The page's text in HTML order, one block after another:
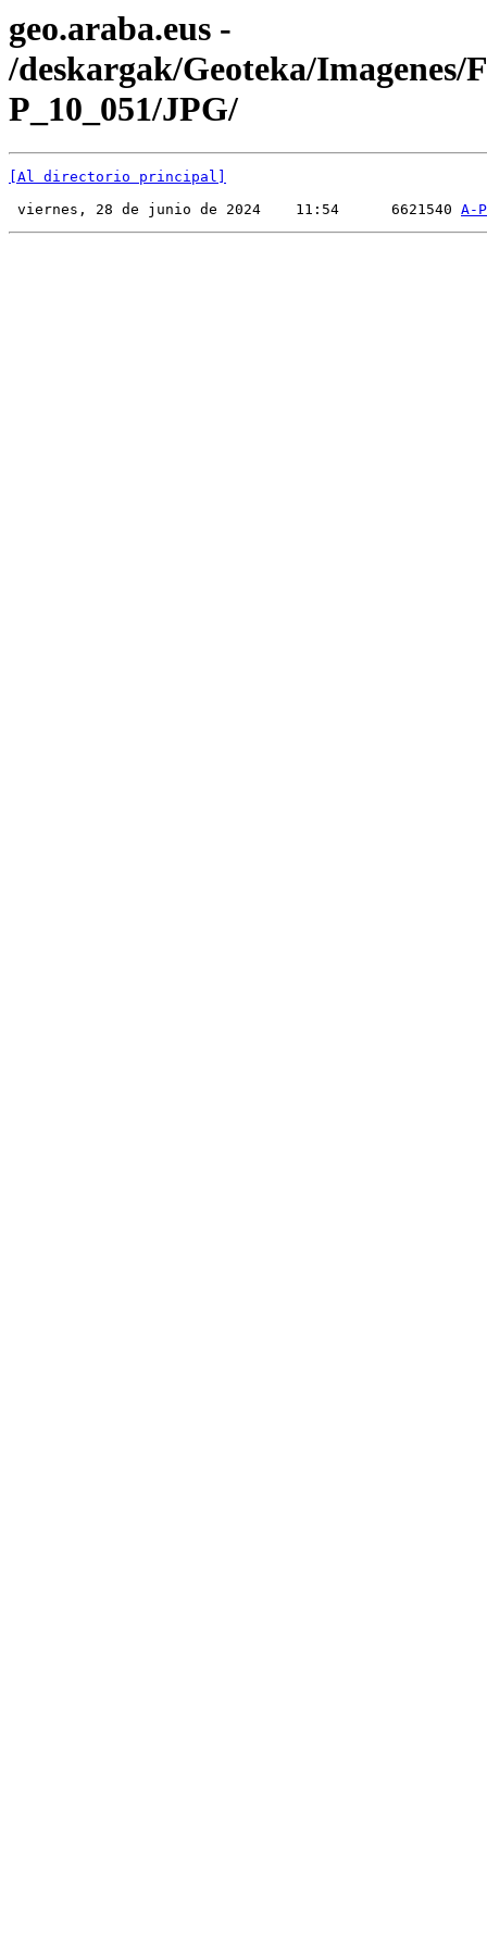
geo.araba.eus -
/deskargak/Geoteka/Imagenes/
P_10_051/JPG/
[Al directorio principal]
viernes, 28 de junio de 2024    11:54      6621540 A-